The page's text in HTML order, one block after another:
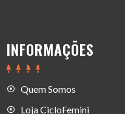
INFORMAÇÕES
Quem Somos
Loja CicloFemini